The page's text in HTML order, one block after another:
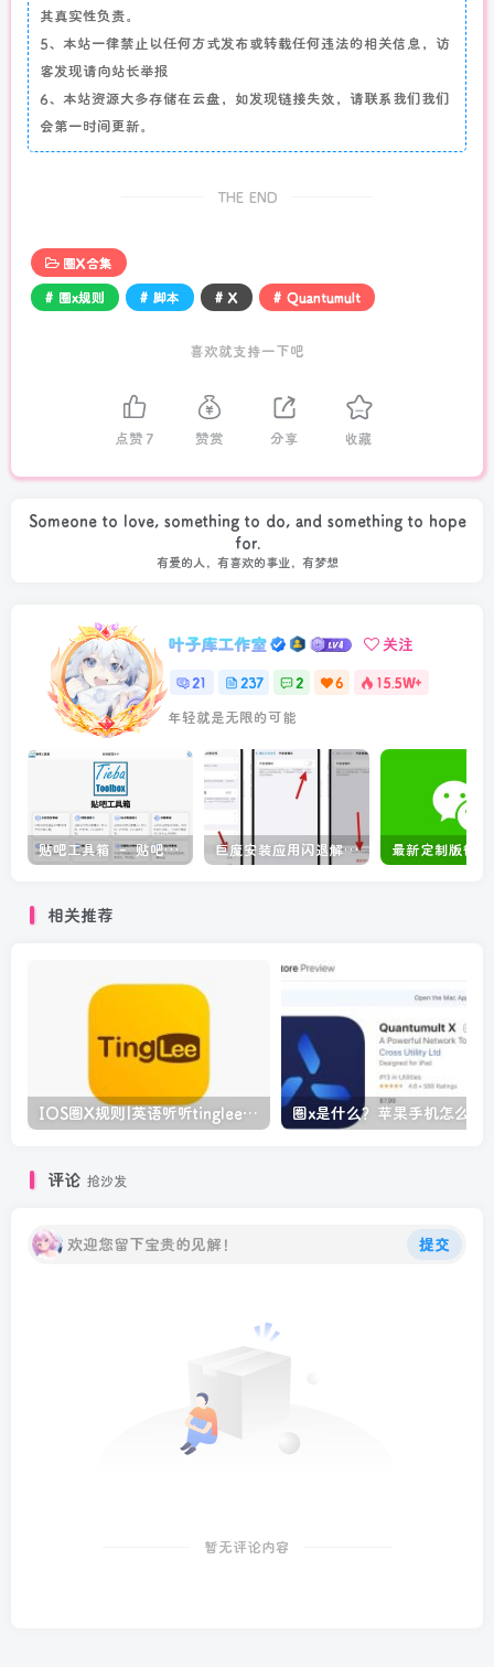
其真实性负责。
5、本站一律禁止以任何方式发布或转载任何违法的相关信息，访
客发现请向站长举报
6、本站资源大多存储在云盘，如发现链接失效，请联系我们我们
会第一时间更新。
THE END
圈X合集
# 圈x规则
# 脚本 # X # Quantumult
喜欢就支持一下吧
点赞 7 赞赏 分享 收藏
Someone to love, something to do, and something to hope
for.
有爱的人，有喜欢的事业，有梦想
叶子库工作室 关注
21 237 2 6
15.5W+
年轻就是无限的可能
贴吧工具箱 – 贴吧数据查询工具 巨魔安装应用闪退解决方法
相关推荐
IOS圈X规则|英语听听tinglee-ted电影英语演讲美剧学英语听力口语
评论 抢沙发
欢迎您留下宝贵的见解！ 提交
暂无评论内容